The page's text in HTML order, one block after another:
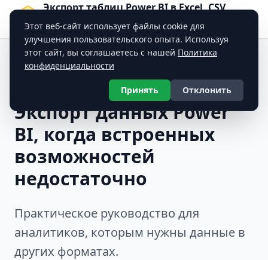
Экспорт таблиц Power BI в Excel, CSV,
JSON, PDF — BI Table Exporter
Профессиональный инструмент экспорта данных
Вернуться к блогу
Экспорт данных Power
BI, когда встроенных
возможностей
недостаточно
Практическое руководство для
аналитиков, которым нужны данные в
других форматах.
Этот веб-сайт использует файлы cookie для
улучшения пользовательского опыта. Используя
этот сайт, вы соглашаетесь с нашей Политика
конфиденциальности
Принять Отклонить